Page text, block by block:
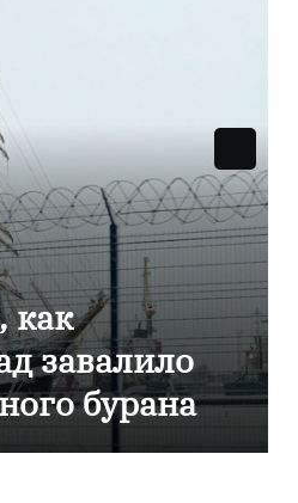
как в
ТЦ из-за